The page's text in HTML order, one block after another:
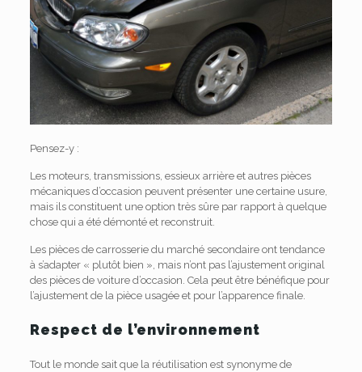
Pensez-y :
Les moteurs, transmissions, essieux arrière et autres pièces
mécaniques d’occasion peuvent présenter une certaine usure,
mais ils constituent une option très sûre par rapport à quelque
chose qui a été démonté et reconstruit.
Les pièces de carrosserie du marché secondaire ont tendance
à s’adapter « plutôt bien », mais n’ont pas l’ajustement original
des pièces de voiture d’occasion. Cela peut être bénéfique pour
l’ajustement de la pièce usagée et pour l’apparence finale.
Respect de l’environnement
Tout le monde sait que la réutilisation est synonyme de